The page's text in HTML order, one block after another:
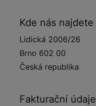
Kde nás najdete
Lidická 2006/26
Brno 602 00
Česká republika
Fakturační údaje